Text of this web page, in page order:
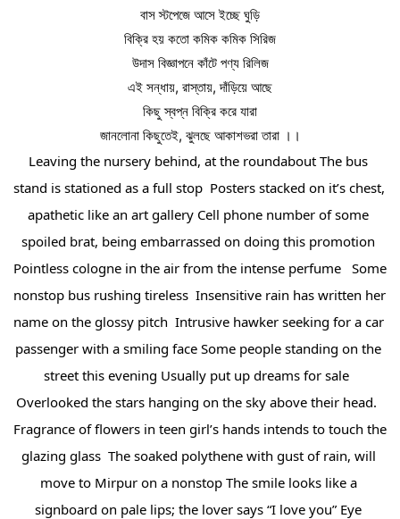
বাস স্টপেজে আসে ইচ্ছে ঘুড়ি
বিক্রি হয় কতো কমিক কমিক সিরিজ
উদাস বিজ্ঞাপনে কাঁটে পণ্য রিলিজ
এই সন্ধায়, রাস্তায়, দাঁড়িয়ে আছে
কিছু স্বপ্ন বিক্রি করে যারা
জানলোনা কিছুতেই, ঝুলছে আকাশভরা তারা ।।
Leaving the nursery behind, at the roundabout The bus
stand is stationed as a full stop  Posters stacked on it’s chest,
apathetic like an art gallery Cell phone number of some
spoiled brat, being embarrassed on doing this promotion
Pointless cologne in the air from the intense perfume   Some
nonstop bus rushing tireless  Insensitive rain has written her
name on the glossy pitch  Intrusive hawker seeking for a car
passenger with a smiling face Some people standing on the
street this evening Usually put up dreams for sale
Overlooked the stars hanging on the sky above their head.
Fragrance of flowers in teen girl’s hands intends to touch the
glazing glass  The soaked polythene with gust of rain, will
move to Mirpur on a nonstop The smile looks like a
signboard on pale lips; the lover says “I love you” Eye